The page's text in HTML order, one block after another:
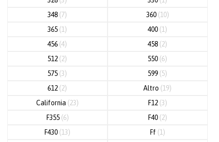
348 (7) 360 (10)
365 (1) 400 (1)
456 (4) 458 (2)
512 (2) 550 (6)
575 (3) 599 (5)
612 (2) Altro (19)
California (23) F12 (3)
F355 (6) F40 (2)
F430 (13) Ff (1)